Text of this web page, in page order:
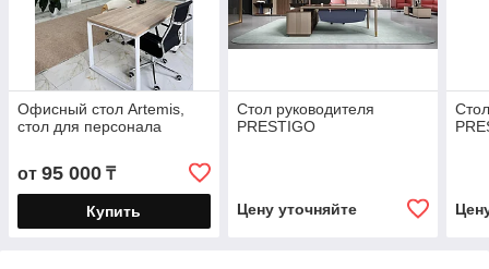
Офисный стол Artemis,
стол для персонала
от 95 000 ₸
Купить
Стол руководителя
PRESTIGO
Цену уточняйте